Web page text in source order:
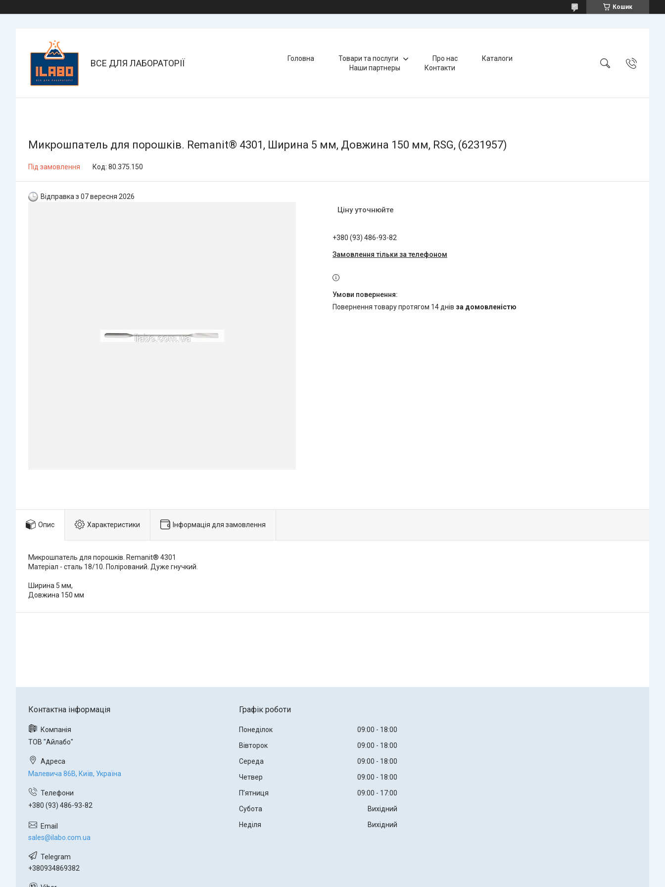
Кошик
ВСЕ ДЛЯ ЛАБОРАТОРІЇ Головна Товари та послуги Про нас
Каталоги
Наши партнеры
Контакти
Микрошпатель для порошків. Remanit® 4301, Ширина 5 мм, Довжина 150 мм, RSG, (6231957)
Під замовлення Код: 80.375.150
Відправка з 07 вересня 2026
Ціну уточнюйте
+380 (93) 486-93-82
Замовлення тільки за телефоном
повернення товару протягом 14 днів за домовленістю
Опис Характеристики Інформація для замовлення
Микрошпатель для порошків. Remanit® 4301
Матеріал - сталь 18/10. Полірований. Дуже гнучкий.
Ширина 5 мм,
Довжина 150 мм
ТОВ "Айлабо"
Малевича 86В, Київ, Україна
+380 (93) 486-93-82
sales@ilabo.com.ua
+380934869382
Графік роботи
Понеділок 09:00
18:00
Вівторок
09:00
18:00
Середа
09:00
18:00
Четвер
09:00
18:00
Пʼятниця
09:00
17:00
Субота
Вихідний
Неділя
Вихідний